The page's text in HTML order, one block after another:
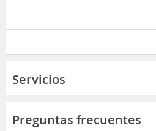
Servicios
Preguntas frecuentes